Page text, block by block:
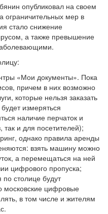
опубликовал на своем
мер в
стало снижение
а также превышение
«Мои документы». Пока
причем в них возможно
которые нельзя заказать
измеряться
наличие перчаток и
так и для посетителей);
однако правила аренды
взять машину можно
а перемещаться на ней
цифрового пропуска;
столице будут
московские цифровые
в том числе и жителям